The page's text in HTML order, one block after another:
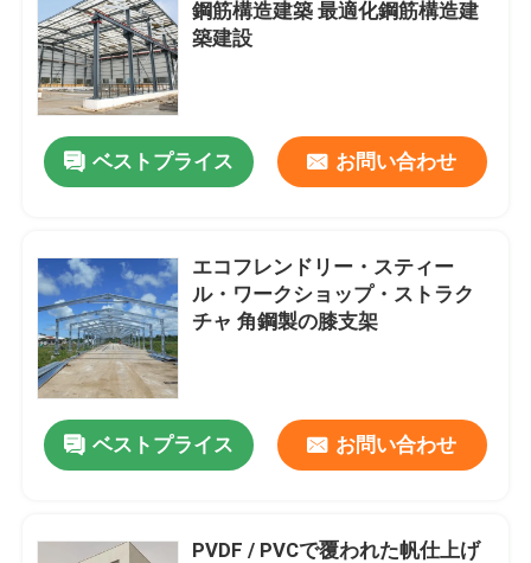
鋼筋構造建築 最適化鋼筋構造建
築建設
ベストプライス お問い合わせ
エコフレンドリー・スティー
ル・ワークショップ・ストラク
チャ 角鋼製の膝支架
ベストプライス お問い合わせ
PVDF / PVCで覆われた帆仕上げ